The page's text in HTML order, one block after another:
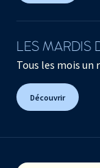
LES MARDIS
Tous les mois un
Découvrir